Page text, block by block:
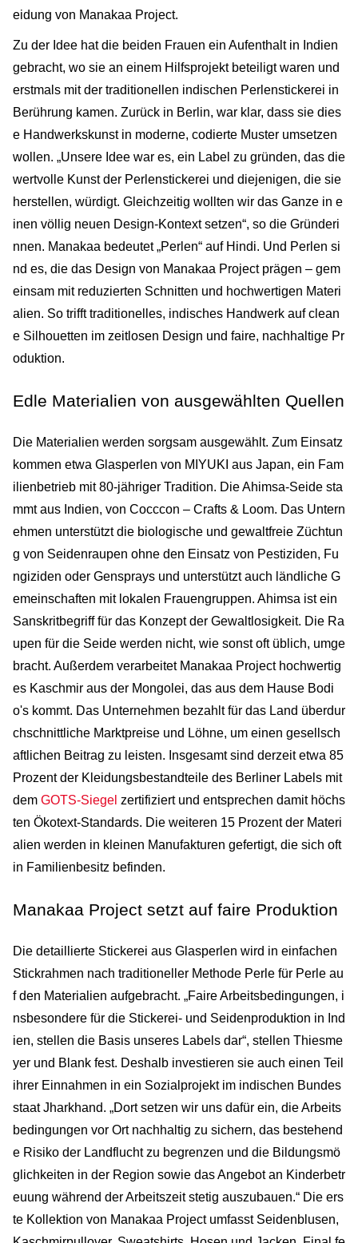
eidung von Manakaa Project.
Zu der Idee hat die beiden Frauen ein Aufenthalt in Indien
gebracht, wo sie an einem Hilfsprojekt beteiligt waren und
erstmals mit der traditionellen indischen Perlenstickerei in
Berührung kamen. Zurück in Berlin, war klar, dass sie dies
e Handwerkskunst in moderne, codierte Muster umsetzen
wollen. „Unsere Idee war es, ein Label zu gründen, das die
wertvolle Kunst der Perlenstickerei und diejenigen, die sie
herstellen, würdigt. Gleichzeitig wollten wir das Ganze in e
inen völlig neuen Design-Kontext setzen“, so die Gründeri
nnen. Manakaa bedeutet „Perlen“ auf Hindi. Und Perlen si
nd es, die das Design von Manakaa Project prägen – gem
einsam mit reduzierten Schnitten und hochwertigen Materi
alien. So trifft traditionelles, indisches Handwerk auf clean
e Silhouetten im zeitlosen Design und faire, nachhaltige Pr
oduktion.
Edle Materialien von ausgewählten Quellen
Die Materialien werden sorgsam ausgewählt. Zum Einsatz
kommen etwa Glasperlen von MIYUKI aus Japan, ein Fam
ilienbetrieb mit 80-jähriger Tradition. Die Ahimsa-Seide sta
mmt aus Indien, von Cocccon – Crafts & Loom. Das Untern
ehmen unterstützt die biologische und gewaltfreie Züchtun
g von Seidenraupen ohne den Einsatz von Pestiziden, Fu
ngiziden oder Gensprays und unterstützt auch ländliche G
emeinschaften mit lokalen Frauengruppen. Ahimsa ist ein
Sanskritbegriff für das Konzept der Gewaltlosigkeit. Die Ra
upen für die Seide werden nicht, wie sonst oft üblich, umge
bracht. Außerdem verarbeitet Manakaa Project hochwertig
es Kaschmir aus der Mongolei, das aus dem Hause Bodi
o's kommt. Das Unternehmen bezahlt für das Land überdur
chschnittliche Marktpreise und Löhne, um einen gesellsch
aftlichen Beitrag zu leisten. Insgesamt sind derzeit etwa 85
Prozent der Kleidungsbestandteile des Berliner Labels mit
dem GOTS-Siegel zertifiziert und entsprechen damit höchs
ten Ökotext-Standards. Die weiteren 15 Prozent der Materi
alien werden in kleinen Manufakturen gefertigt, die sich oft
in Familienbesitz befinden.
Manakaa Project setzt auf faire Produktion
Die detaillierte Stickerei aus Glasperlen wird in einfachen
Stickrahmen nach traditioneller Methode Perle für Perle au
f den Materialien aufgebracht. „Faire Arbeitsbedingungen, i
nsbesondere für die Stickerei- und Seidenproduktion in Ind
ien, stellen die Basis unseres Labels dar“, stellen Thiesme
yer und Blank fest. Deshalb investieren sie auch einen Teil
ihrer Einnahmen in ein Sozialprojekt im indischen Bundes
staat Jharkhand. „Dort setzen wir uns dafür ein, die Arbeits
bedingungen vor Ort nachhaltig zu sichern, das bestehend
e Risiko der Landflucht zu begrenzen und die Bildungsmö
glichkeiten in der Region sowie das Angebot an Kinderbetr
euung während der Arbeitszeit stetig auszubauen.“ Die ers
te Kollektion von Manakaa Project umfasst Seidenblusen,